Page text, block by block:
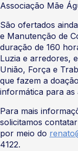
Associação Mãe
São ofertados
e Manutenção de
duração de 160
Luzia e arredores,
União, Força e
que fazem a
informática para as
Para mais
solicitamos
por meio do
4122.